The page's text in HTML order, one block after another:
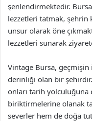
şenlendirmektedir.
lezzetleri tatmak, şehrin
unsur olarak öne
lezzetleri sunarak
Vintage Bursa,
derinliği olan bir
onları tarih yolculuğuna
biriktirmelerine olanak
severler hem de doğa